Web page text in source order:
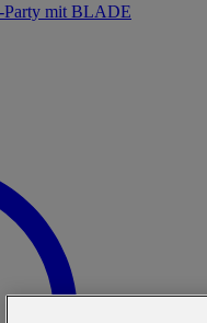
Party mit BLADE